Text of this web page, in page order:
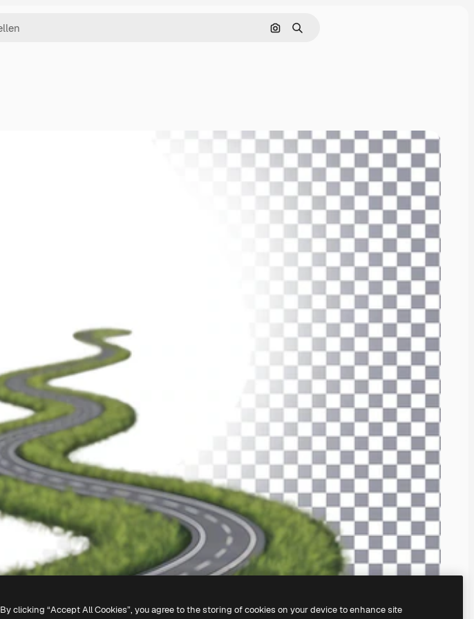
Nach Bild suchen
Suchen
By clicking “Accept All Cookies”, you agree to the storing of cookies on your device to enhance site